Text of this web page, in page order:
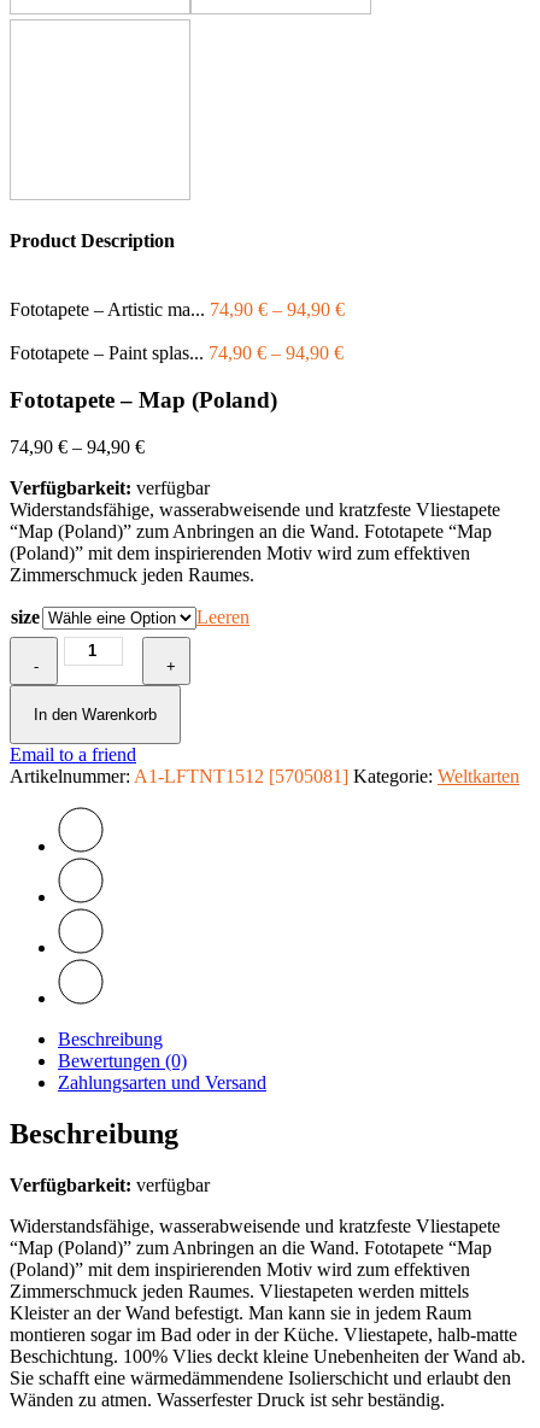
Product Description
Fototapete – Artistic ma... 74,90 € – 94,90 €
Fototapete – Paint splas... 74,90 € – 94,90 €
Fototapete – Map (Poland)
74,90 € – 94,90 €
Verfügbarkeit: verfügbar
Widerstandsfähige, wasserabweisende und kratzfeste Vliestapete
“Map (Poland)” zum Anbringen an die Wand. Fototapete “Map
(Poland)” mit dem inspirierenden Motiv wird zum effektiven
Zimmerschmuck jeden Raumes.
size Leeren
-
Fototapete
-
Map
(Poland)
+
In den Warenkorb
Email to a friend
Artikelnummer: A1-LFTNT1512 [5705081] Kategorie: Weltkarten
Beschreibung
Bewertungen (0)
Zahlungsarten und Versand
Beschreibung
Verfügbarkeit: verfügbar
Widerstandsfähige, wasserabweisende und kratzfeste Vliestapete
“Map (Poland)” zum Anbringen an die Wand. Fototapete “Map
(Poland)” mit dem inspirierenden Motiv wird zum effektiven
Zimmerschmuck jeden Raumes. Vliestapeten werden mittels
Kleister an der Wand befestigt. Man kann sie in jedem Raum
montieren sogar im Bad oder in der Küche. Vliestapete, halb-matte
Beschichtung. 100% Vlies deckt kleine Unebenheiten der Wand ab.
Sie schafft eine wärmedämmendene Isolierschicht und erlaubt den
Wänden zu atmen. Wasserfester Druck ist sehr beständig.